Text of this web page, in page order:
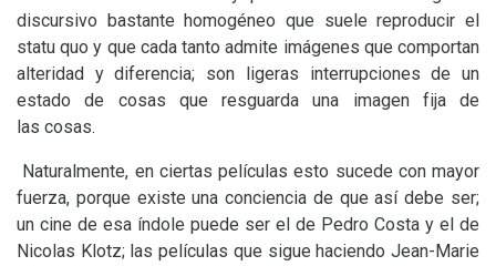
discursivo bastante homogéneo que suele reproducir el
statu quo y que cada tanto admite imágenes que comportan
alteridad y diferencia; son ligeras interrupciones de un
estado de cosas que resguarda una imagen fija de
las cosas.
Naturalmente, en ciertas películas esto sucede con mayor
fuerza, porque existe una conciencia de que así debe ser;
un cine de esa índole puede ser el de Pedro Costa y el de
Nicolas Klotz; las películas que sigue haciendo Jean-Marie